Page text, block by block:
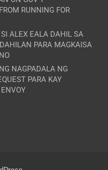
RUNNING FOR
SI ALEX EALA DAHIL SA
PARA MAGKAISA
NAGPADALA NG
PARA KAY